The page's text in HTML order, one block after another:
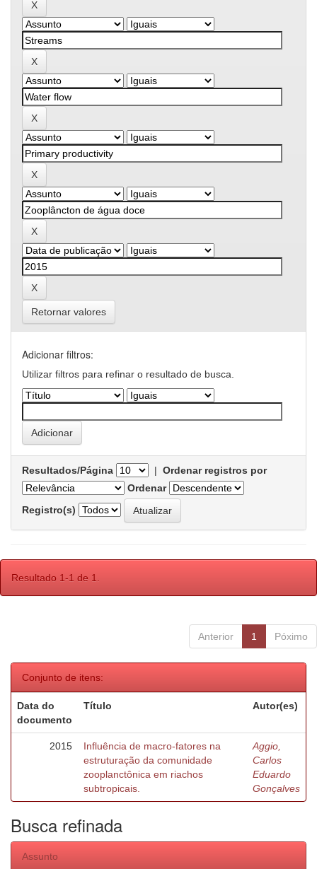
Retornar valores
Adicionar filtros:
Utilizar filtros para refinar o resultado de busca.
Resultados/Página | Ordenar registros por
Ordenar
Registro(s)
Resultado 1-1 de 1.
Anterior 1 Póximo
Conjunto de itens:
Data do
documento
Título Autor(es)
2015
Influência de macro-fatores na
estruturação da comunidade
zooplanctônica em riachos
subtropicais.
Aggio,
Carlos
Eduardo
Gonçalves
Busca refinada
Assunto